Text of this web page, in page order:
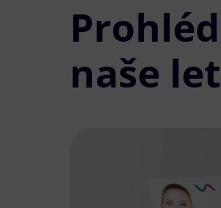
naše